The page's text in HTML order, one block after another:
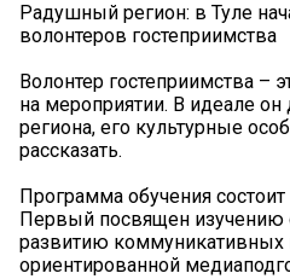
Радушный регион: в Туле
волонтеров гостеприимства
Волонтер гостеприимства –
на мероприятии. В идеале
региона, его культурные
рассказать.
Программа обучения
Первый посвящен изучению
развитию коммуникативных
ориентированной